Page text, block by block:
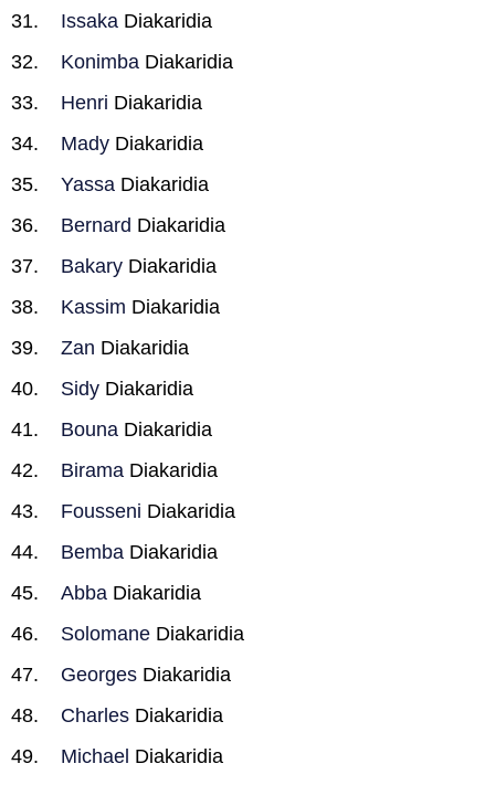
Issaka Diakaridia
Konimba Diakaridia
Henri Diakaridia
Mady Diakaridia
Yassa Diakaridia
Bernard Diakaridia
Bakary Diakaridia
Kassim Diakaridia
Zan Diakaridia
Sidy Diakaridia
Bouna Diakaridia
Birama Diakaridia
Fousseni Diakaridia
Bemba Diakaridia
Abba Diakaridia
Solomane Diakaridia
Georges Diakaridia
Charles Diakaridia
Michael Diakaridia